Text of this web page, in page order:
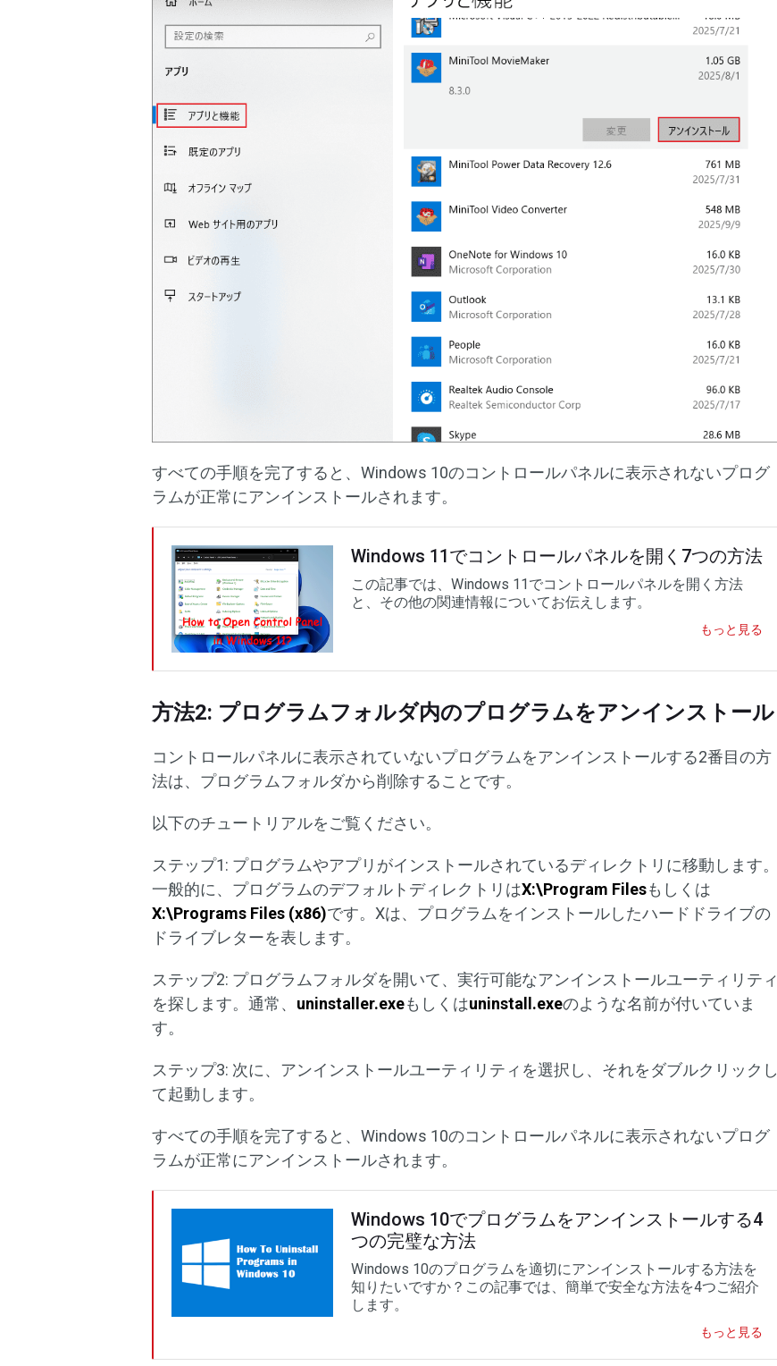
すべての手順を完了すると、Windows 10のコントロールパネルに表示されないプログ
ラムが正常にアンインストールされます。
Windows 11でコントロールパネルを開く7つの方法
この記事では、Windows 11でコントロールパネルを開く方法
と、その他の関連情報についてお伝えします。
もっと見る
方法2: プログラムフォルダ内のプログラムをアンインストール
コントロールパネルに表示されていないプログラムをアンインストールする2番目の方
法は、プログラムフォルダから削除することです。
以下のチュートリアルをご覧ください。
ステップ1: プログラムやアプリがインストールされているディレクトリに移動します。
一般的に、プログラムのデフォルトディレクトリはX:\Program Filesもしくは
X:\Programs Files (x86)です。Xは、プログラムをインストールしたハードドライブの
ドライブレターを表します。
ステップ2: プログラムフォルダを開いて、実行可能なアンインストールユーティリティ
を探します。通常、 uninstaller.exeもしくはuninstall.exeのような名前が付いていま
す。
ステップ3: 次に、アンインストールユーティリティを選択し、それをダブルクリックし
て起動します。
すべての手順を完了すると、Windows 10のコントロールパネルに表示されないプログ
ラムが正常にアンインストールされます。
Windows 10でプログラムをアンインストールする4
つの完璧な方法
Windows 10のプログラムを適切にアンインストールする方法を
知りたいですか？この記事では、簡単で安全な方法を4つご紹介
します。
もっと見る